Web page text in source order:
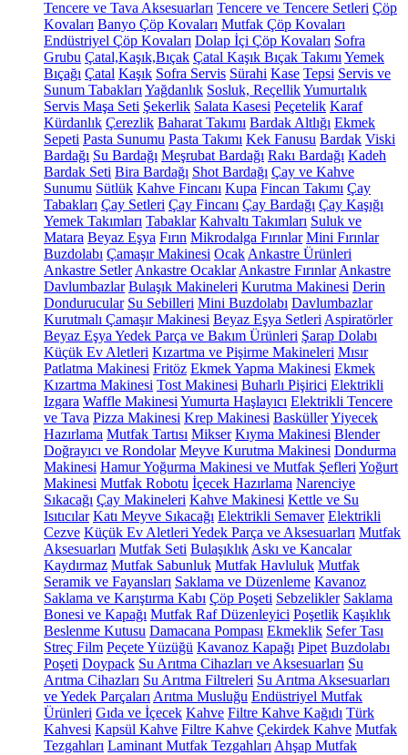
Tencere ve Tava Aksesuarları Tencere ve Tencere Setleri Çöp
Kovaları Banyo Çöp Kovaları Mutfak Çöp Kovaları
Endüstriyel Çöp Kovaları Dolap İçi Çöp Kovaları Sofra
Grubu Çatal,Kaşık,Bıçak Çatal Kaşık Bıçak Takımı Yemek
Bıçağı Çatal Kaşık Sofra Servis Sürahi Kase Tepsi Servis ve
Sunum Tabakları Yağdanlık Sosluk, ReçellikYumurtalık
Servis Maşa Seti Şekerlik Salata Kasesi Peçetelik Karaf
Kürdanlık Çerezlik Baharat Takımı Bardak Altlığı Ekmek
Sepeti Pasta Sunumu Pasta Takımı Kek Fanusu Bardak Viski
Bardağı Su Bardağı Meşrubat Bardağı Rakı Bardağı Kadeh
Bardak Seti Bira Bardağı Shot Bardağı Çay ve Kahve
Sunumu Sütlük Kahve Fincanı Kupa Fincan Takımı Çay
Tabakları Çay Setleri Çay Fincanı Çay Bardağı Çay Kaşığı
Yemek Takımları Tabaklar Kahvaltı Takımları Suluk ve
Matara Beyaz Eşya Fırın Mikrodalga Fırınlar Mini Fırınlar
Buzdolabı Çamaşır Makinesi Ocak Ankastre Ürünleri
Ankastre Setler Ankastre Ocaklar Ankastre Fırınlar Ankastre
Davlumbazlar Bulaşık Makineleri Kurutma Makinesi Derin
Dondurucular Su Sebilleri Mini Buzdolabı Davlumbazlar
Kurutmalı Çamaşır Makinesi Beyaz Eşya Setleri Aspiratörler
Beyaz Eşya Yedek Parça ve Bakım Ürünleri Şarap Dolabı
Küçük Ev Aletleri Kızartma ve Pişirme Makineleri Mısır
Patlatma Makinesi Fritöz Ekmek Yapma Makinesi Ekmek
Kızartma Makinesi Tost Makinesi Buharlı Pişirici Elektrikli
Izgara Waffle Makinesi Yumurta Haşlayıcı Elektrikli Tencere
ve Tava Pizza Makinesi Krep Makinesi BasküllerYiyecek
Hazırlama Mutfak Tartısı Mikser Kıyma Makinesi Blender
Doğrayıcı ve Rondolar Meyve Kurutma Makinesi Dondurma
Makinesi Hamur Yoğurma Makinesi ve Mutfak Şefleri Yoğurt
Makinesi Mutfak Robotu İçecek Hazırlama Narenciye
Sıkacağı Çay Makineleri Kahve Makinesi Kettle ve Su
Isıtıcılar Katı Meyve Sıkacağı Elektrikli Semaver Elektrikli
Cezve Küçük Ev Aletleri Yedek Parça ve Aksesuarları Mutfak
Aksesuarları Mutfak Seti Bulaşıklık Askı ve Kancalar
Kaydırmaz Mutfak Sabunluk Mutfak Havluluk Mutfak
Seramik ve Fayansları Saklama ve Düzenleme Kavanoz
Saklama ve Karıştırma Kabı Çöp Poşeti Sebzelikler Saklama
Bonesi ve Kapağı Mutfak Raf Düzenleyici Poşetlik Kaşıklık
Beslenme Kutusu Damacana Pompası Ekmeklik Sefer Tası
Streç Film Peçete Yüzüğü Kavanoz Kapağı Pipet Buzdolabı
Poşeti Doypack Su Arıtma Cihazları ve Aksesuarları Su
Arıtma Cihazları Su Arıtma Filtreleri Su Arıtma Aksesuarları
ve Yedek Parçaları Arıtma Musluğu Endüstriyel Mutfak
Ürünleri Gıda ve İçecek Kahve Filtre Kahve Kağıdı Türk
Kahvesi Kapsül Kahve Filtre Kahve Çekirdek Kahve Mutfak
Tezgahları Laminant Mutfak Tezgahları Ahşap Mutfak